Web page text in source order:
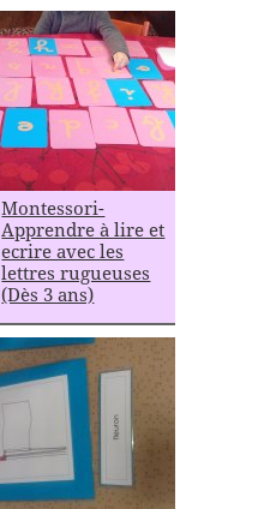
Montessori-
Apprendre à lire et
ecrire avec les
lettres rugueuses
(Dès 3 ans)